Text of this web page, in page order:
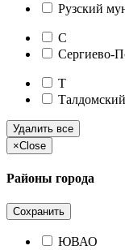
Рузский
С
Сергиево-
Т
Удалить все
×Close
Районы города
Сохранить
ЮВАО